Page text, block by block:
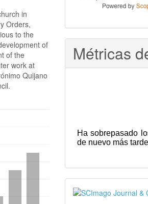
in
Orders,
to the
of
of the
work at
Quijano
Métricas
SJR